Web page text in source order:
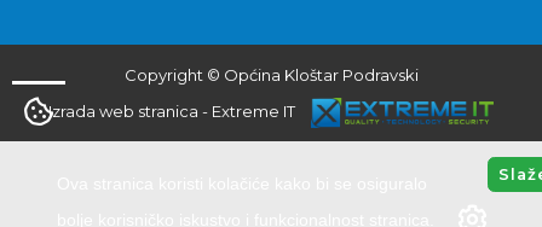
Copyright © Općina Kloštar Podravski
Izrada web stranica - Extreme IT